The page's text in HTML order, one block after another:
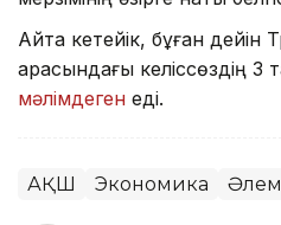
Айта кетейік, бұған
арасындағы келіссөздің 3
мәлімдеген еді.
АҚШ Экономика Әлем